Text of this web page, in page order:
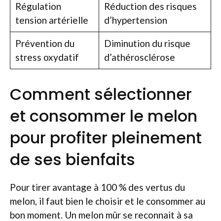
Régulation
tension artérielle
Réduction des risques
d’hypertension
Prévention du
stress oxydatif
Diminution du risque
d’athérosclérose
Comment sélectionner
et consommer le melon
pour profiter pleinement
de ses bienfaits
Pour tirer avantage à 100 % des vertus du
melon, il faut bien le choisir et le consommer au
bon moment. Un melon mûr se reconnait à sa